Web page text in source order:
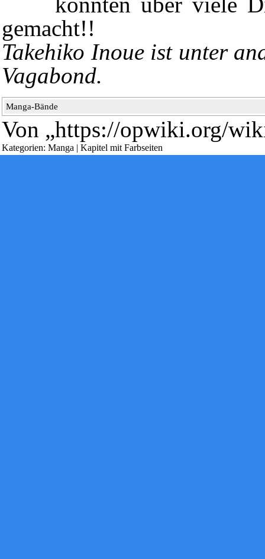
gemacht!!
Takehiko Inoueist unter
Vagabond.
Manga-Bände
Von „https://opwiki.org/
Kategorien: Manga | Kapitel mit Farbseiten
Diese Seite wurde zuletzt am 5. August 2025 um 14:55 Uhr
Powered byComputer-Base
Datenschutz-Optionen